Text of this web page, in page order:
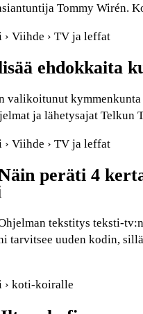
Tommy Wirén.
Viihde › TV ja leffat
ehdokkaita
valikoitunut
ja lähetysajat Telkun
Viihde › TV ja leffat
peräti 4
tekstitys teksti-
tarvitsee uuden kodin,
› koti-koiralle